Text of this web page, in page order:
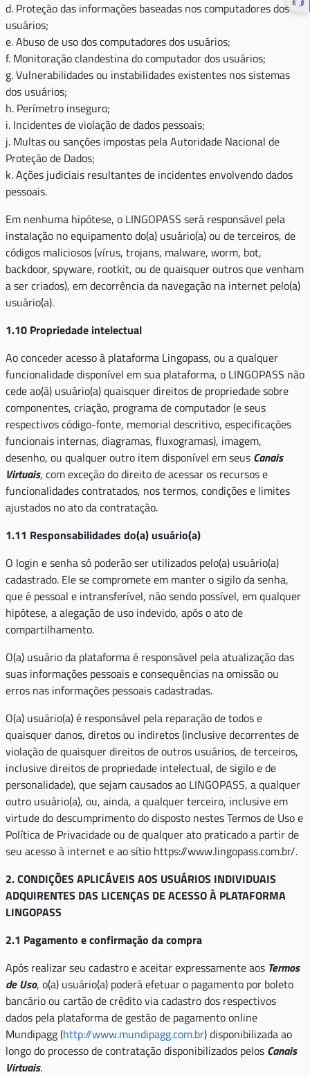
d. Proteção das informações baseadas nos computadores dos
usuários;
e. Abuso de uso dos computadores dos usuários;
f. Monitoração clandestina do computador dos usuários;
g. Vulnerabilidades ou instabilidades existentes nos sistemas
dos usuários;
h. Perímetro inseguro;
i. Incidentes de violação de dados pessoais;
j. Multas ou sanções impostas pela Autoridade Nacional de
Proteção de Dados;
k. Ações judiciais resultantes de incidentes envolvendo dados
pessoais.
Em nenhuma hipótese, o LINGOPASS será responsável pela
instalação no equipamento do(a) usuário(a) ou de terceiros, de
códigos maliciosos (vírus, trojans, malware, worm, bot,
backdoor, spyware, rootkit, ou de quaisquer outros que venham
a ser criados), em decorrência da navegação na internet pelo(a)
usuário(a).
1.10 Propriedade intelectual
Ao conceder acesso à plataforma Lingopass, ou a qualquer
funcionalidade disponível em sua plataforma, o LINGOPASS não
cede ao(à) usuário(a) quaisquer direitos de propriedade sobre
componentes, criação, programa de computador (e seus
respectivos código-fonte, memorial descritivo, especificações
funcionais internas, diagramas, fluxogramas), imagem,
desenho, ou qualquer outro item disponível em seus Canais
Virtuais, com exceção do direito de acessar os recursos e
funcionalidades contratados, nos termos, condições e limites
ajustados no ato da contratação.
1.11 Responsabilidades do(a) usuário(a)
O login e senha só poderão ser utilizados pelo(a) usuário(a)
cadastrado. Ele se compromete em manter o sigilo da senha,
que é pessoal e intransferível, não sendo possível, em qualquer
hipótese, a alegação de uso indevido, após o ato de
compartilhamento.
O(a) usuário da plataforma é responsável pela atualização das
suas informações pessoais e consequências na omissão ou
erros nas informações pessoais cadastradas.
O(a) usuário(a) é responsável pela reparação de todos e
quaisquer danos, diretos ou indiretos (inclusive decorrentes de
violação de quaisquer direitos de outros usuários, de terceiros,
inclusive direitos de propriedade intelectual, de sigilo e de
personalidade), que sejam causados ao LINGOPASS, a qualquer
outro usuário(a), ou, ainda, a qualquer terceiro, inclusive em
virtude do descumprimento do disposto nestes Termos de Uso e
Política de Privacidade ou de qualquer ato praticado a partir de
seu acesso à internet e ao sítio https://www.lingopass.com.br/.
2. CONDIÇÕES APLICÁVEIS AOS USUÁRIOS INDIVIDUAIS
ADQUIRENTES DAS LICENÇAS DE ACESSO À PLATAFORMA
LINGOPASS
2.1 Pagamento e confirmação da compra
Após realizar seu cadastro e aceitar expressamente aos Termos
de Uso, o(a) usuário(a) poderá efetuar o pagamento por boleto
bancário ou cartão de crédito via cadastro dos respectivos
dados pela plataforma de gestão de pagamento online
Mundipagg (http://www.mundipagg.com.br) disponibilizada ao
longo do processo de contratação disponibilizados pelos Canais
Virtuais.